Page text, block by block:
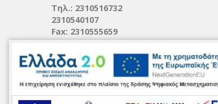
Τηλ.: 2310516732
2310540107
Fax: 2310555659